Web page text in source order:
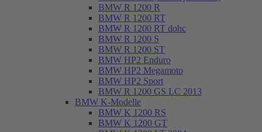
BMW R 1200 R
BMW R 1200 RT
BMW R 1200 RT dohc
BMW R 1200 S
BMW R 1200 ST
BMW HP2 Enduro
BMW HP2 Megamoto
BMW HP2 Sport
BMW R 1200 GS LC 2013
BMW K-Modelle
BMW K 1200 RS
BMW K 1200 GT